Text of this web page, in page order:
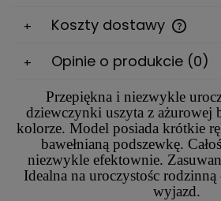
Koszty dostawy
Cena nie zawiera ewentualnych
Opinie o produkcie (0)
Przepiękna i niezwykle
dziewczynki uszyta z ażurowej
kolorze. Model posiada krótkie
bawełnianą podszewkę.
niezwykle efektownie.
Idealna na uroczystośc
wyjazd.